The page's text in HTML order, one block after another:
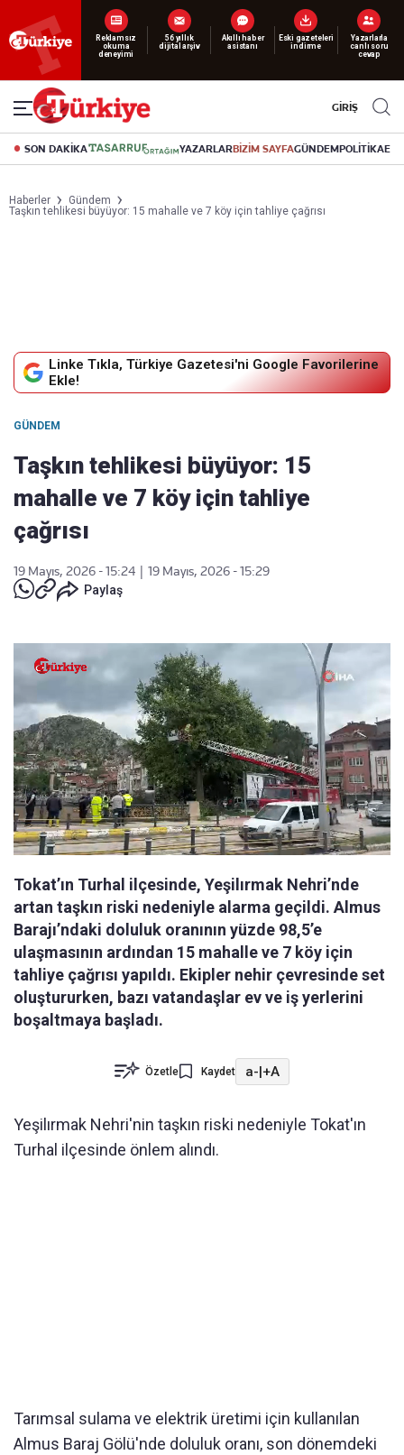
Reklamsız
okuma
deneyimi
56 yıllık
dijital arşiv
Akıllı haber
asistanı
Eski gazeteleri
indirme
Yazarlarla
canlı soru
cevap
GİRİŞ
SON DAKİKA YAZARLARBİZİM SAYFAGÜNDEMPOLİTİKA
Haberler
Gündem
Taşkın tehlikesi büyüyor: 15 mahalle ve 7 köy için tahliye çağrısı
Linke Tıkla, Türkiye Gazetesi'ni Google Favorilerine
Ekle!
GÜNDEM
Taşkın tehlikesi büyüyor: 15
mahalle ve 7 köy için tahliye
çağrısı
19 Mayıs, 2026 - 15:24
19 Mayıs, 2026 - 15:29
Paylaş
Tokat’ın Turhal ilçesinde, Yeşilırmak Nehri’nde
artan taşkın riski nedeniyle alarma geçildi. Almus
Barajı’ndaki doluluk oranının yüzde 98,5’e
ulaşmasının ardından 15 mahalle ve 7 köy için
tahliye çağrısı yapıldı. Ekipler nehir çevresinde set
oluştururken, bazı vatandaşlar ev ve iş yerlerini
boşaltmaya başladı.
Özetle Kaydet a-|+A
Yeşilırmak Nehri'nin taşkın riski nedeniyle Tokat'ın
Turhal ilçesinde önlem alındı.
Tarımsal sulama ve elektrik üretimi için kullanılan
Almus Baraj Gölü'nde doluluk oranı, son dönemdeki